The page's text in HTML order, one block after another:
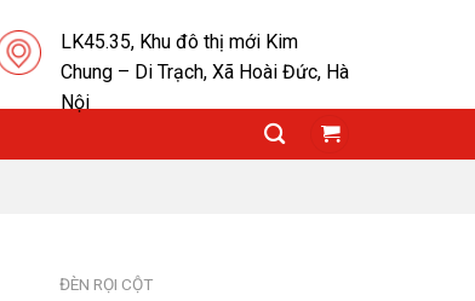
LK45.35, Khu đô thị mới Kim
Chung – Di Trạch, Xã Hoài Đức, Hà
Nội
ĐÈN RỌI CỘT